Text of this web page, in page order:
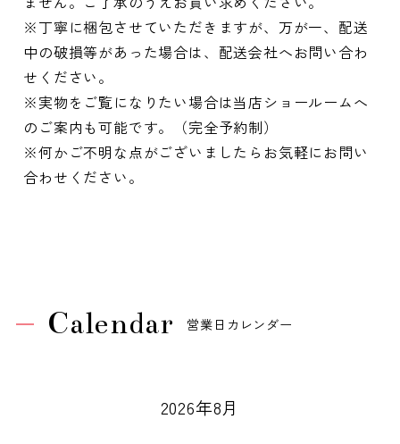
※丁寧に梱包させていただきますが、万が一、配送
中の破損等があった場合は、配送会社へお問い合わ
せください。
※実物をご覧になりたい場合は当店ショールームへ
のご案内も可能です。（完全予約制）
※何かご不明な点がございましたらお気軽にお問い
合わせください。
Calendar 営業日カレンダー
2026年8月